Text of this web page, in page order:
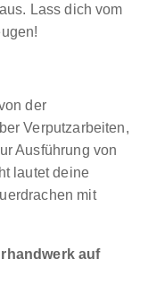
Lass dich vom
der
Verputzarbeiten,
Ausführung von
lautet deine
mit
auf